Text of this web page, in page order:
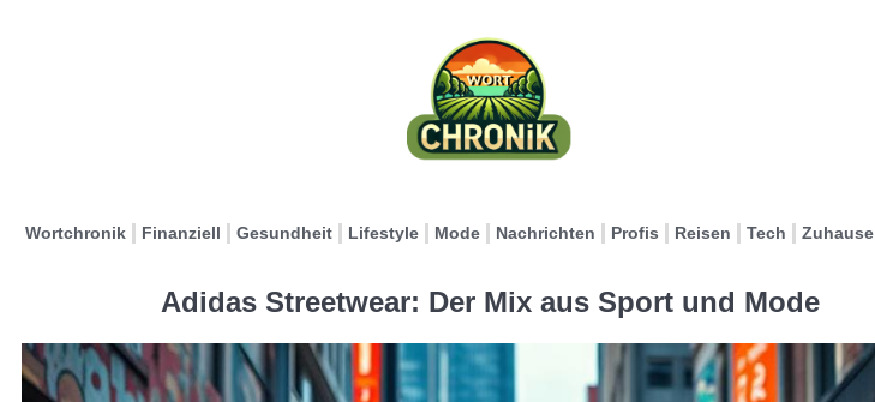
Wortchronik Finanziell Gesundheit Lifestyle Mode Nachrichten Profis Reisen Tech Zuhause
Adidas Streetwear: Der Mix aus Sport und Mode